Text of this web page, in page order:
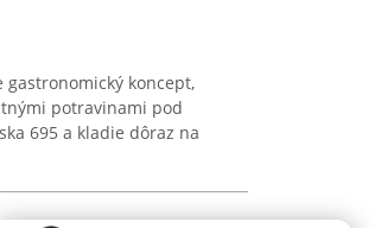
koncept,
potravinami pod
695 a kladie dôraz na